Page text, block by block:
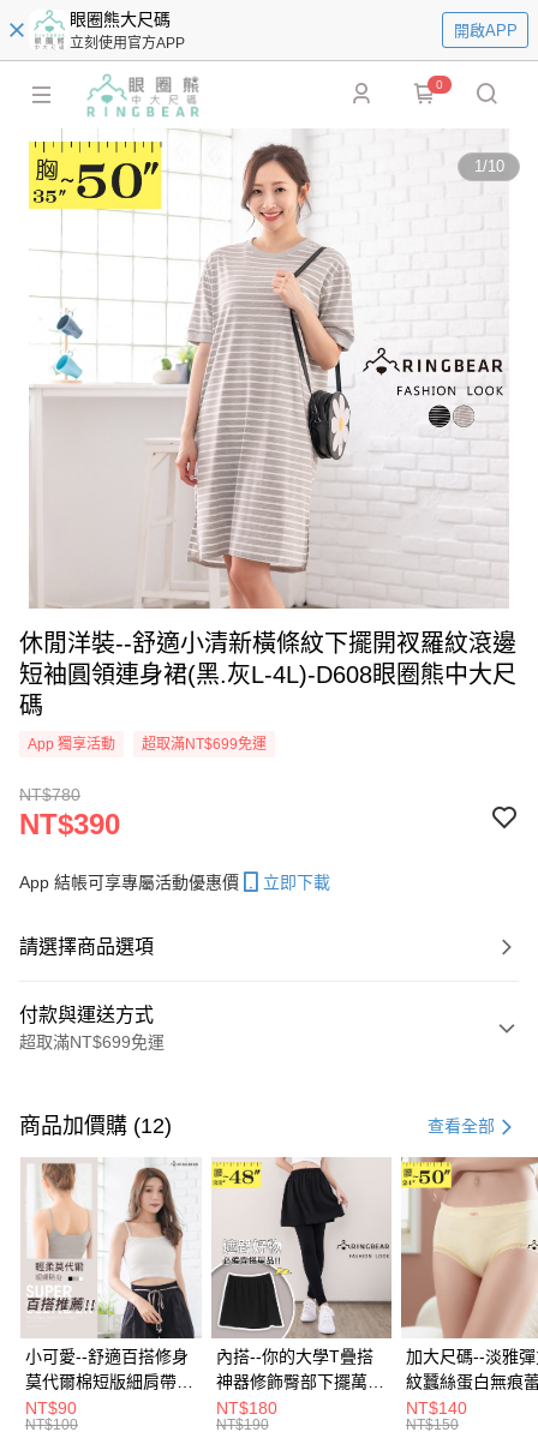
眼圈熊大尺碼
立刻使用官方APP
開啟APP
0
1/10
休閒洋裝--舒適小清新橫條紋下擺開衩羅紋滾邊
短袖圓領連身裙(黑.灰L-4L)-D608眼圈熊中大尺
碼
App 獨享活動 超取滿NT$699免運
NT$780
NT$390
App 結帳可享專屬活動優惠價 立即下載
請選擇商品選項
付款與運送方式
超取滿NT$699免運
信用卡一次付款
超商取貨付款
LINE Pay
Apple Pay
街口支付
悠遊付
Google Pay
全盈+PAY
商品加價購 (12) 查看全部
小可愛--舒適百搭修身
莫代爾棉短版細肩帶素
色背心(白.黑.灰L-2L)-
U582眼圈熊中大尺碼
NT$90
NT$100
內搭--你的大學T疊搭
神器修飾臀部下擺萬用
內搭裙/遮臀裙(黑2L-
6L)-Q155眼圈熊中大
NT$180
NT$190
加大尺碼--淡雅
紋蠶絲蛋白無痕
角內褲(白.粉.藍.
3L)-L28眼圈熊中
NT$140
NT$150